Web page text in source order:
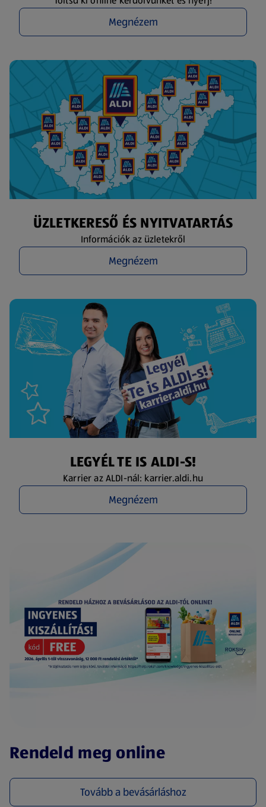
Megnézem
ÜZLETKERESŐ ÉS NYITVATARTÁS
Információk az üzletekről
Megnézem
LEGYÉL TE IS ALDI-S!
Karrier az ALDI-nál: karrier.aldi.hu
Megnézem
Rendeld meg online
Tovább a bevásárláshoz
(új oldalon nyílik meg)